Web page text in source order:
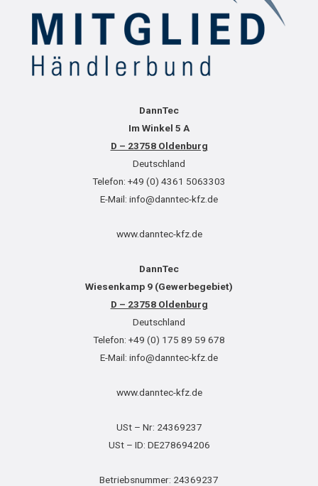
DannTec
Im Winkel 5 A
D – 23758 Oldenburg
Deutschland
Telefon: +49 (0) 4361 5063303
E-Mail: info@danntec-kfz.de
www.danntec-kfz.de
DannTec
Wiesenkamp 9 (Gewerbegebiet)
D – 23758 Oldenburg
Deutschland
Telefon: +49 (0) 175 89 59 678
E-Mail: info@danntec-kfz.de
www.danntec-kfz.de
USt – Nr: 24369237
USt – ID: DE278694206
Betriebsnummer: 24369237